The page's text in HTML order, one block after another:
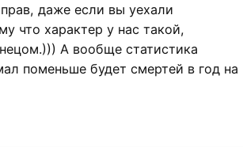
даже если вы уехали
что характер у нас такой,
А вообще статистика
поменьше будет смертей в год на